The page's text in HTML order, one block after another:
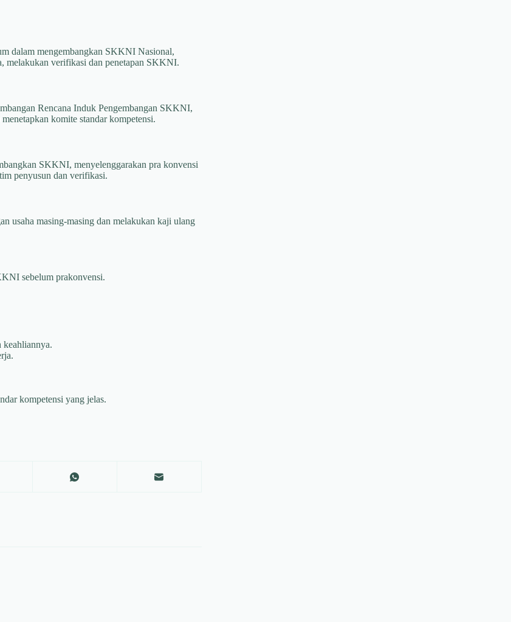
dalam mengembangkan SKKNI Nasional,
melakukan verifikasi dan penetapan SKKNI.
Rencana Induk Pengembangan SKKNI,
komite standar kompetensi.
SKKNI, menyelenggarakan pra konvensi
penyusun dan verifikasi.
usaha masing-masing dan melakukan kaji ulang
sebelum prakonvensi.
keahliannya.
kompetensi yang jelas.